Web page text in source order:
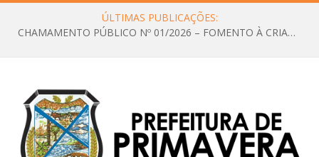
ÚLTIMAS PUBLICAÇÕES:
CHAMAMENTO PÚBLICO Nº 01/2026 – FOMENTO À CRIAÇÃO E A CIRCULAÇÃO DE PRODUÇÕES CULTURAIS – Aldir Blanc